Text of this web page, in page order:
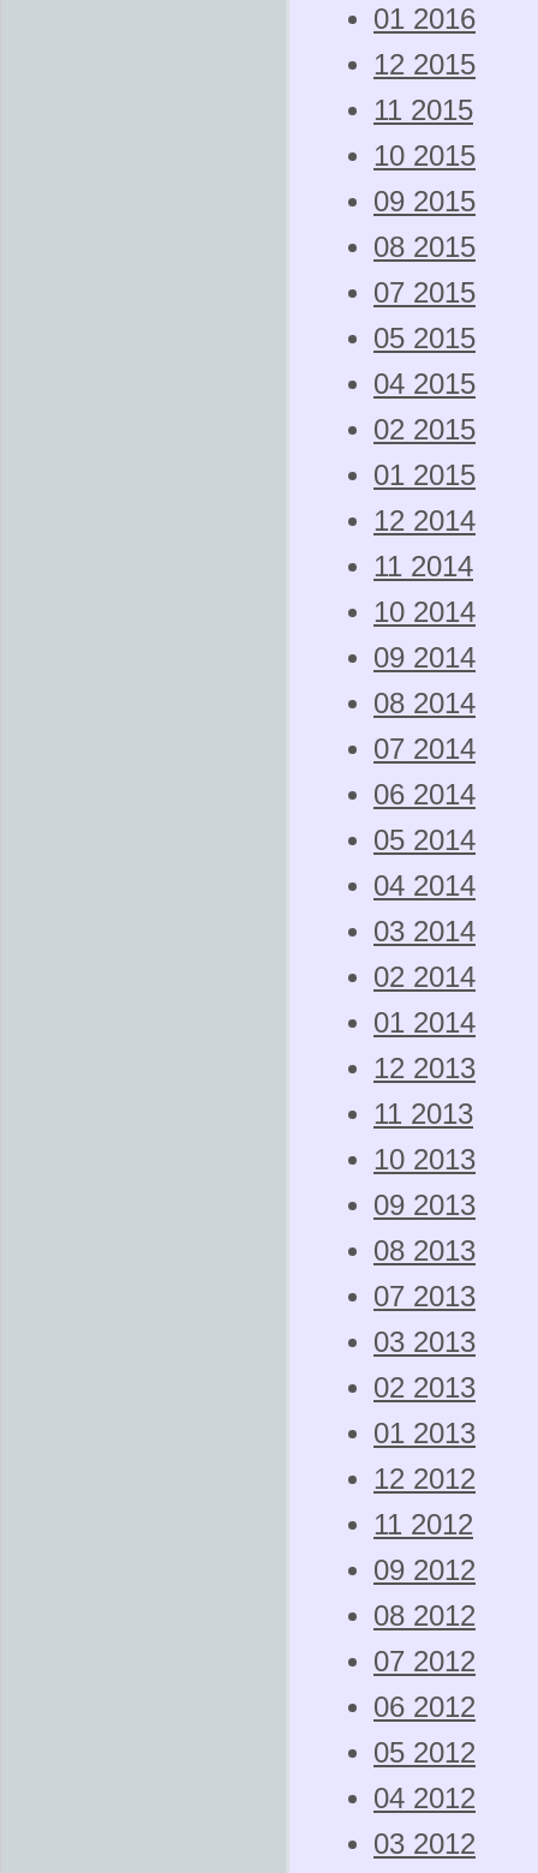
01 2016
12 2015
11 2015
10 2015
09 2015
08 2015
07 2015
05 2015
04 2015
02 2015
01 2015
12 2014
11 2014
10 2014
09 2014
08 2014
07 2014
06 2014
05 2014
04 2014
03 2014
02 2014
01 2014
12 2013
11 2013
10 2013
09 2013
08 2013
07 2013
03 2013
02 2013
01 2013
12 2012
11 2012
09 2012
08 2012
07 2012
06 2012
05 2012
04 2012
03 2012